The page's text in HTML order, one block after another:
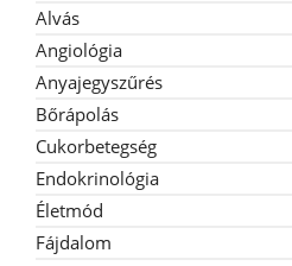
Alvás
Angiológia
Anyajegyszűrés
Bőrápolás
Cukorbetegség
Endokrinológia
Életmód
Fájdalom